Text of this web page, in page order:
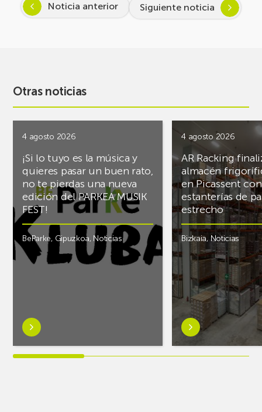
Noticia anterior Siguiente noticia
Otras noticias
4 agosto 2026
¡Si lo tuyo es la música y
quieres pasar un buen rato,
no te pierdas una nueva
edición del PARKEA MUSIK
FEST!
BeParke, Gipuzkoa, Noticias
Saber
más
sobre¡Si
4 agosto 2026
AR Racking
almacén
en Picassent con
estanterías de
estrecho
Bizkaia,Noticias
Saber
más